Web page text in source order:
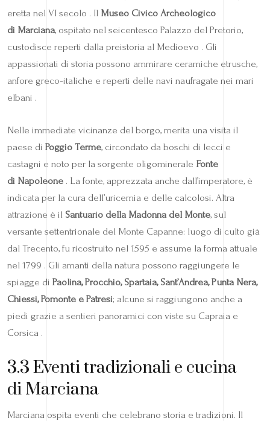
eretta nel VI secolo . Il Museo Civico Archeologico
di Marciana, ospitato nel seicentesco Palazzo del Pretorio,
custodisce reperti dalla preistoria al Medioevo . Gli
appassionati di storia possono ammirare ceramiche etrusche,
anfore greco‑italiche e reperti delle navi naufragate nei mari
elbani .
Nelle immediate vicinanze del borgo, merita una visita il
paese di Poggio Terme, circondato da boschi di lecci e
castagni e noto per la sorgente oligominerale Fonte
di Napoleone . La fonte, apprezzata anche dall’imperatore, è
indicata per la cura dell’uricemia e delle calcolosi. Altra
attrazione è il Santuario della Madonna del Monte, sul
versante settentrionale del Monte Capanne: luogo di culto già
dal Trecento, fu ricostruito nel 1595 e assume la forma attuale
nel 1799 . Gli amanti della natura possono raggiungere le
spiagge di Paolina, Procchio, Spartaia, Sant’Andrea, Punta Nera,
Chiessi, Pomonte e Patresi; alcune si raggiungono anche a
piedi grazie a sentieri panoramici con viste su Capraia e
Corsica .
3.3 Eventi tradizionali e cucina
di Marciana
Marciana ospita eventi che celebrano storia e tradizioni. Il